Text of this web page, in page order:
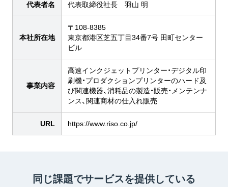
代表者名 代表取締役社長 羽山 明
本社所在地
〒108-8385
東京都港区芝五丁目34番7号 田町センター
ビル
事業内容
高速インクジェットプリンター・デジタル印
刷機・プロダクションプリンターのハード及
び関連機器、消耗品の製造・販売・メンテンナ
ンス、関連商材の仕入れ販売
URL https://www.riso.co.jp/
同じ課題でサービスを提供している